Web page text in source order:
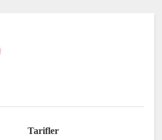
Tarifler